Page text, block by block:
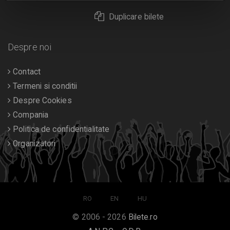
Duplicare bilete
Despre noi
Contact
Termeni si conditii
Despre Cookies
Compania
Politica de confidentialitate
Organizatori
RO EN HU
© 2006 - 2026 Bilete.ro